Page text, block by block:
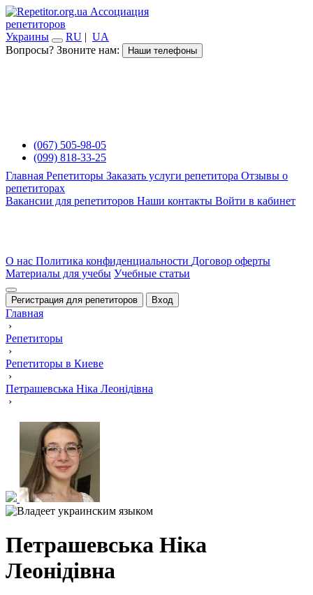
Ассоциация
репетиторов
Украины
RU | UA
Вопросы? Звоните нам:
Наши телефоны
(067) 505-98-05
(099) 818-33-25
Главная Репетиторы Заказать услуги репетитора Отзывы о
репетиторах
Вакансии для репетиторов Наши контакты Войти в кабинет
О нас Политика конфиденциальности Договор оферты
Материалы для учебы Учебные статьи
Регистрация для репетиторов Вход
Главная
›
Репетиторы
›
Репетиторы в Киеве
›
Петрашевська Ніка Леонідівна
›
Петрашевська Ніка
Леонідівна